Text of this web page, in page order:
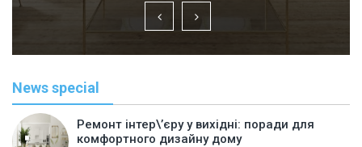
News special
Ремонт інтер\’єру у вихідні: поради для
комфортного дизайну дому